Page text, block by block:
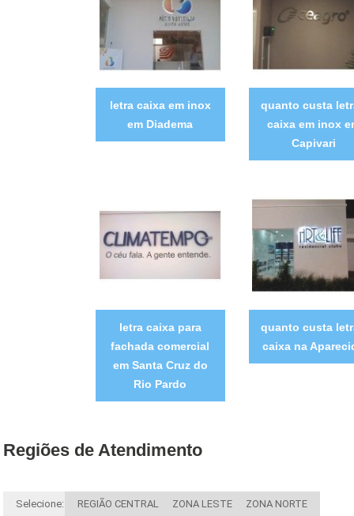
letra caixa em inox
em Diadema
quanto custa
caixa em inox
Capivari
letra caixa para
fachada comercial
em Santa Cruz do
Rio Pardo
quanto custa
caixa na
Regiões de Atendimento
Selecione: REGIÃO CENTRAL ZONA LESTE ZONA NORTE